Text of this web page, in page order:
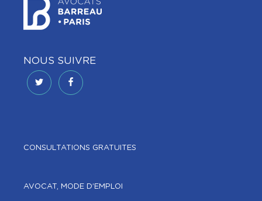
NOUS SUIVRE
CONSULTATIONS GRATUITES
AVOCAT, MODE D’EMPLOI